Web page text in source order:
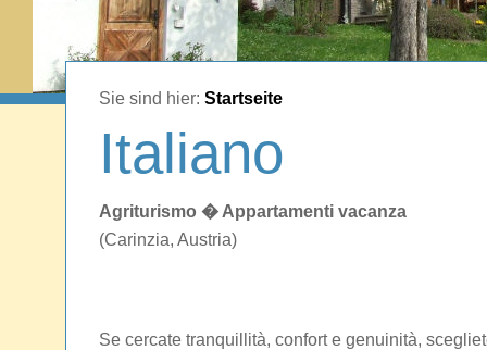
Sie sind hier: Startseite
Italiano
Agriturismo � Appartamenti vacanza
(Carinzia, Austria)
Se cercate tranquillità, confort e genuinità,